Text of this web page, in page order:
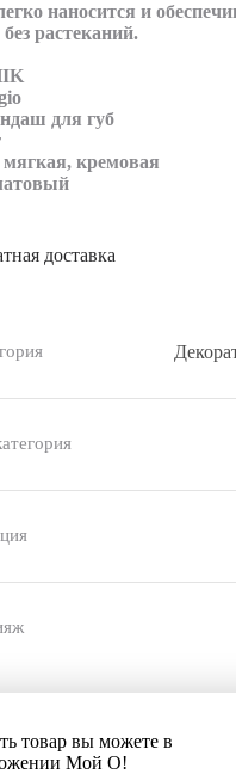
наносится и
растеканий.
для губ
мягкая, кремовая
доставка
товар вы можете в
Мой О!